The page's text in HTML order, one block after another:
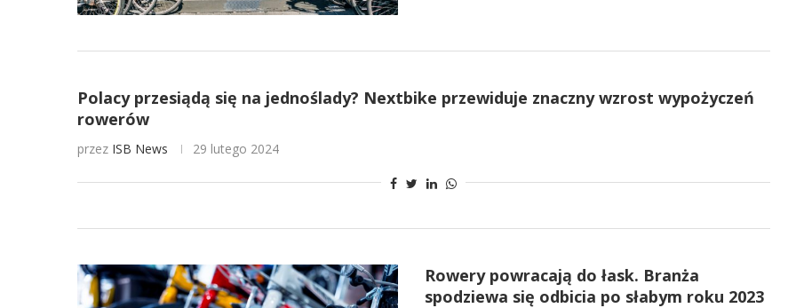
Polacy przesiądą się na jednoślady? Nextbike przewiduje znaczny wzrost wypożyczeń
rowerów
przez ISB News 29 lutego 2024
Rowery powracają do łask. Branża
spodziewa się odbicia po słabym roku 2023